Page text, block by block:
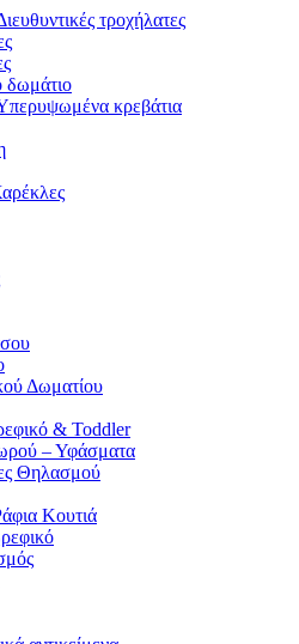
τροχήλατες
δωμάτιο
κρεβάτια
Δωματίου
& Toddler
– Υφάσματα
Θηλασμού
Κουτιά